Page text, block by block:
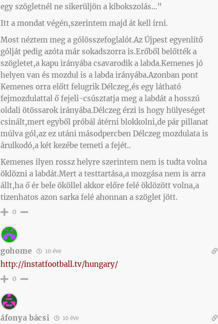
egy szögletnél ne sikerüljön a kibokszolás…”
Itt a mondat végén,szerintem majd át kell írni.
Most néztem meg a gólösszefoglalót.Az Újpest egyenlítő
gólját pedig azóta már sokadszorra is.Erőből belőtték a
szögletet,a kapu irányába csavarodik a labda.Kemenes jó
helyen van és mozdul is a labda irányába.Azonban pont
Kemenes orra előtt felugrik Délczeg,és egy látható
fejmozdulattal ő fejeli-csúsztatja meg a labdát a hosszú
oldali ötössarok irányába.Délczeg érzi is hogy hülyeséget
csinált,mert egyből próbál átérni blokkolni,de pár pillanat
múlva gól,az ez utáni másodpercben Délczeg mozdulata is
árulkodó,a két kezébe temeti a fejét..
Kemenes ilyen rossz helyre szerintem nem is tudta volna
öklözni a labdát.Mert a testtartása,a mozgása nem is arra
állt,ha ő ér bele ököllel akkor előre felé öklözött volna,a
tizenhatos azon sarka felé ahonnan a szöglet jött.
0
gohome 10 éve
http://instatfootball.tv/hungary/
0
áfonya bácsi 10 éve